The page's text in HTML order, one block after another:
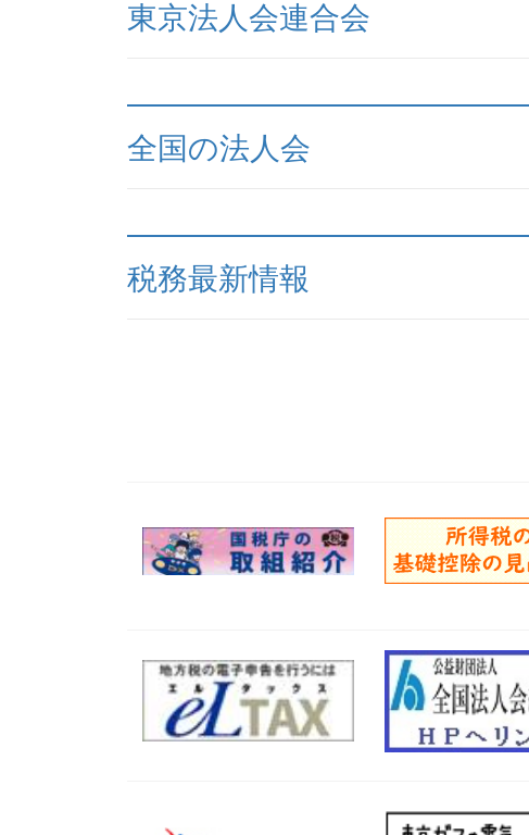
東京法人会連合会
全国の法人会
税務最新情報